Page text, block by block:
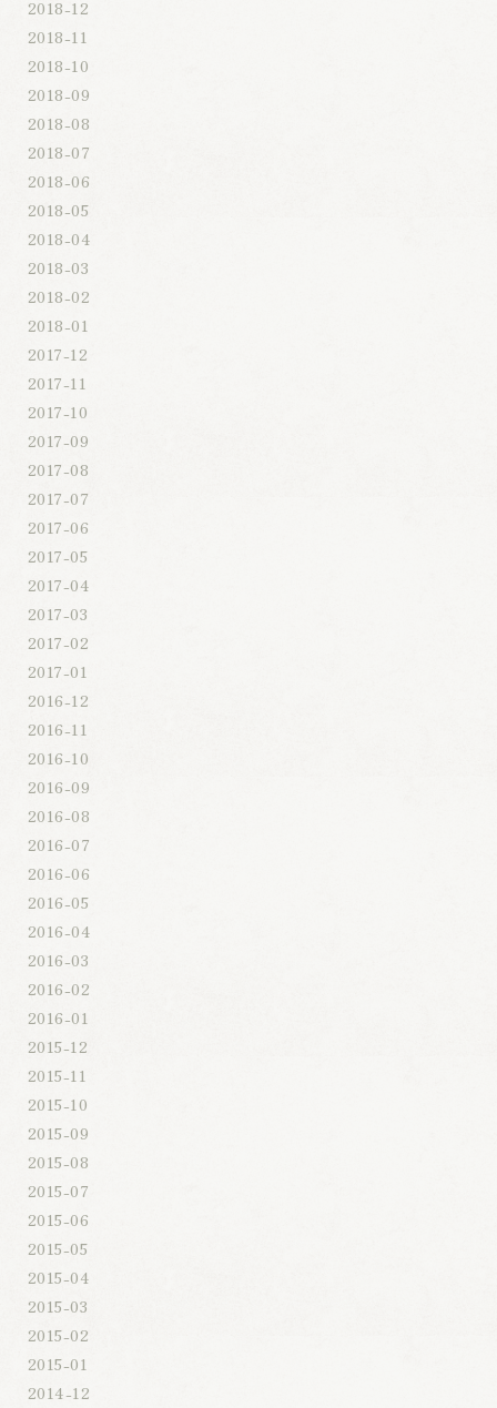
2018-12
2018-11
2018-10
2018-09
2018-08
2018-07
2018-06
2018-05
2018-04
2018-03
2018-02
2018-01
2017-12
2017-11
2017-10
2017-09
2017-08
2017-07
2017-06
2017-05
2017-04
2017-03
2017-02
2017-01
2016-12
2016-11
2016-10
2016-09
2016-08
2016-07
2016-06
2016-05
2016-04
2016-03
2016-02
2016-01
2015-12
2015-11
2015-10
2015-09
2015-08
2015-07
2015-06
2015-05
2015-04
2015-03
2015-02
2015-01
2014-12